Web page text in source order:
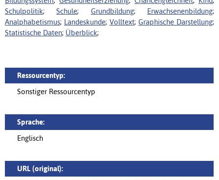
Schulpolitik;Schule; Grundbildung; Erwachsenenbildung;
Analphabetismus; Landeskunde; Volltext; Graphische Darstellung;
Statistische Daten; Überblick;
Ressourcentyp:
Sonstiger Ressourcentyp
Sprache:
Englisch
URL (original):